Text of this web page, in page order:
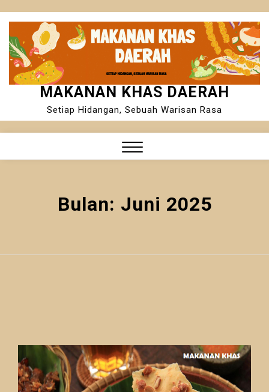
Skip
content
MAKANAN KHAS DAERAH
Setiap Hidangan, Sebuah Warisan Rasa
Bulan: Juni 2025